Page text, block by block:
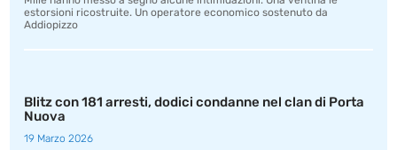
estorsioni ricostruite. Un operatore economico sostenuto da
Addiopizzo
Blitz con 181 arresti, dodici condanne nel clan di Porta
Nuova
19 Marzo 2026